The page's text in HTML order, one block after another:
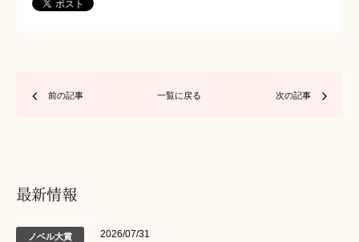
前の記事 一覧に戻る 次の記事
最新情報
ノベル大賞 2026/07/31